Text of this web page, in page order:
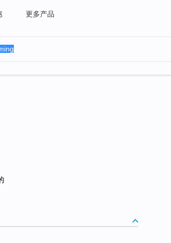
更多产品